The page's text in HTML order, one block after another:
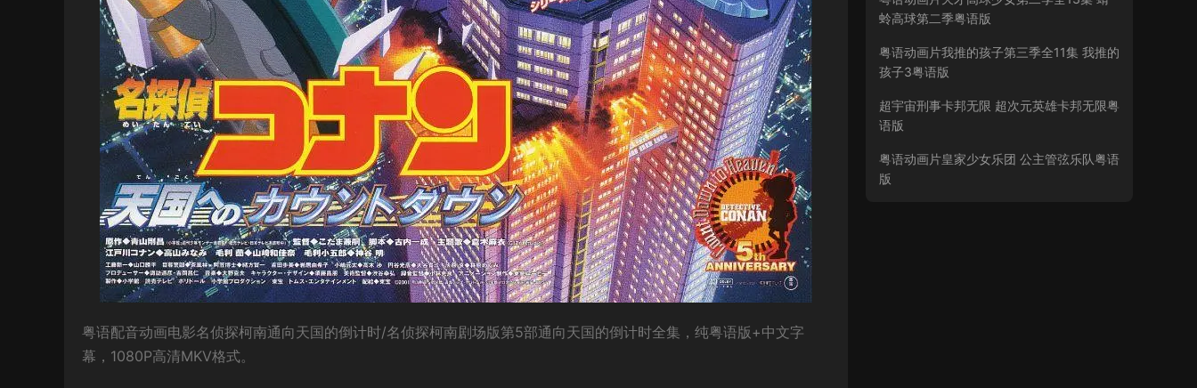
粤语配音动画电影名侦探柯南通向天国的倒计时/名侦探柯南剧场版第5部通向天国的倒计时全集，纯粤语版+中文字
幕，1080P高清MKV格式。
蛉高球第二季粤语版
粤语动画片我推的孩子第三季全11集 我推的
孩子3粤语版
超宇宙刑事卡邦无限 超次元英雄卡邦无限粤
语版
粤语动画片皇家少女乐团 公主管弦乐队粤语
版